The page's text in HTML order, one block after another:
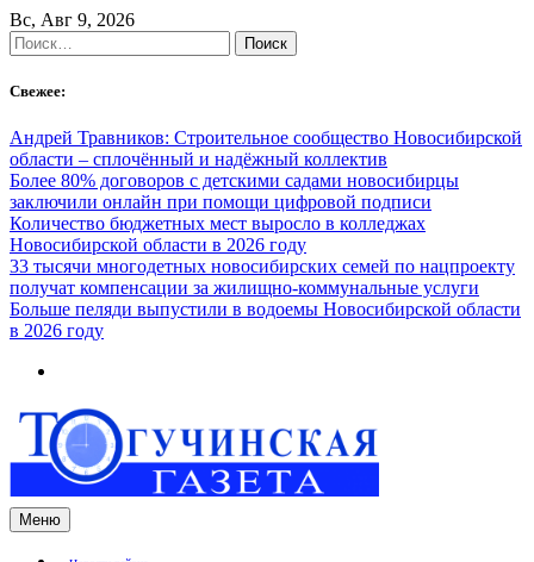
Skip
to
content
Вс, Авг 9, 2026
Найти:
Свежее:
Андрей Травников: Строительное сообщество Новосибирской
области – сплочённый и надёжный коллектив
Более 80% договоров с детскими садами новосибирцы
заключили онлайн при помощи цифровой подписи
Количество бюджетных мест выросло в колледжах
Новосибирской области в 2026 году
33 тысячи многодетных новосибирских семей по нацпроекту
получат компенсации за жилищно-коммунальные услуги
Больше пеляди выпустили в водоемы Новосибирской области
в 2026 году
Меню